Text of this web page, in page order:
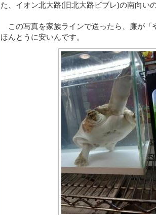
た、イオン北大路(旧北大路ビブレ)の南向い
この写真を家族ラインで送ったら、廉が「
ほんとうに安いんです。